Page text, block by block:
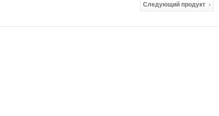
Следующий продукт